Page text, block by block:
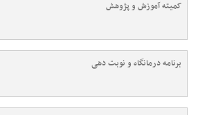
کمیته آموزش و پژوهش
برنامه درمانگاه و نوبت دهی